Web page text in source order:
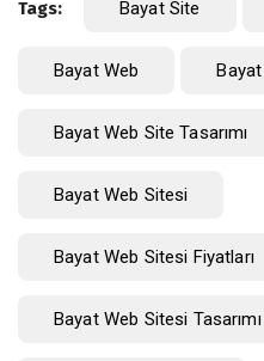
Tags: Bayat Site
Bayat Web
Bayat Web Site Tasarımı
Bayat Web Sitesi
Bayat Web Sitesi Fiyatları
Bayat Web Sitesi Tasarımı